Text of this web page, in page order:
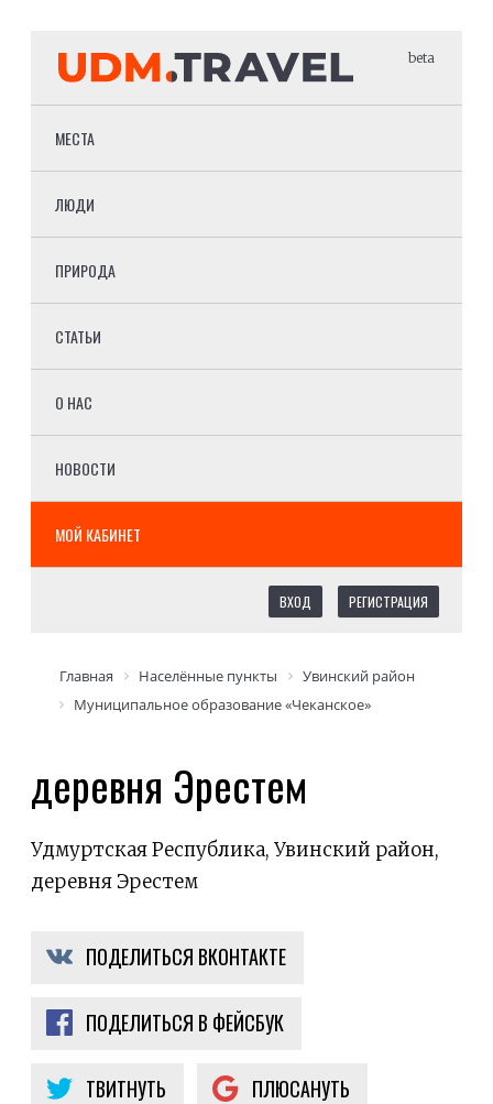
beta
МЕСТА
ЛЮДИ
ПРИРОДА
СТАТЬИ
О НАС
НОВОСТИ
МОЙ КАБИНЕТ
ВХОД РЕГИСТРАЦИЯ
Главная Населённые пункты
Увинский район
Муниципальное образование «Чеканское»
деревня Эрестем
Удмуртская Республика, Увинский район,
деревня Эрестем
ПОДЕЛИТЬСЯ ВКОНТАКТЕ
ПОДЕЛИТЬСЯ В ФЕЙСБУК
ТВИТНУТЬ ПЛЮСАНУТЬ